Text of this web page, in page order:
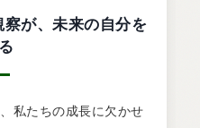
が、未来の自分を
私たちの成長に欠かせ